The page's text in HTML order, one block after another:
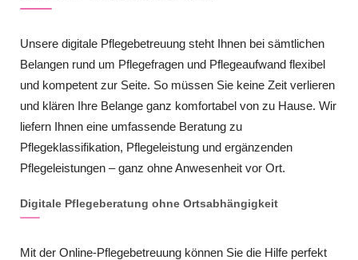
Unsere digitale Pflegebetreuung steht Ihnen bei sämtlichen
Belangen rund um Pflegefragen und Pflegeaufwand flexibel
und kompetent zur Seite. So müssen Sie keine Zeit verlieren
und klären Ihre Belange ganz komfortabel von zu Hause. Wir
liefern Ihnen eine umfassende Beratung zu
Pflegeklassifikation, Pflegeleistung und ergänzenden
Pflegeleistungen – ganz ohne Anwesenheit vor Ort.
Digitale Pflegeberatung ohne Ortsabhängigkeit
Mit der Online-Pflegebetreuung können Sie die Hilfe perfekt